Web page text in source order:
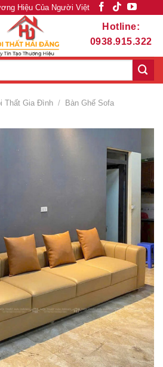
Hiệu Của Người Việt
Hotline:
0938.915.322
Thất Gia Đình / Bàn Ghế Sofa